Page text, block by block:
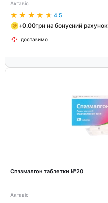
Актавіс
4.5
+0.00грн на бонусний рахунок
доставимо
Спазмалгон таблетки №20
Актавіс